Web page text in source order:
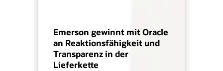
Emerson gewinnt mit Oracle
an Reaktionsfähigkeit und
Transparenz in der
Lieferkette